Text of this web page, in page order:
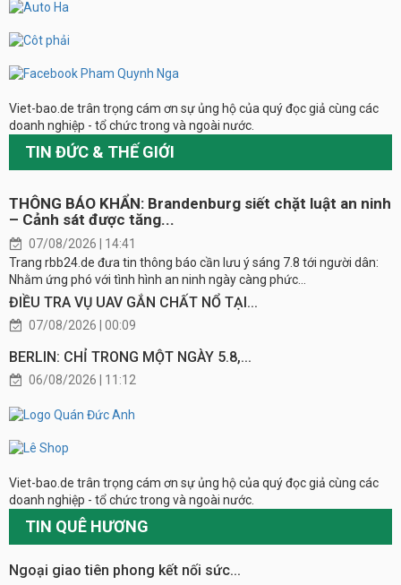
Viet-bao.de trân trọng cám ơn sự ủng hộ của quý đọc giả cùng các
doanh nghiệp - tổ chức trong và ngoài nước.
TIN ĐỨC & THẾ GIỚI
THÔNG BÁO KHẨN: Brandenburg siết chặt luật an ninh
– Cảnh sát được tăng...
07/08/2026 | 14:41
Trang rbb24.de đưa tin thông báo cần lưu ý sáng 7.8 tới người dân:
Nhằm ứng phó với tình hình an ninh ngày càng phức...
ĐIỀU TRA VỤ UAV GẮN CHẤT NỔ TẠI...
07/08/2026 | 00:09
BERLIN: CHỈ TRONG MỘT NGÀY 5.8,...
06/08/2026 | 11:12
Viet-bao.de trân trọng cám ơn sự ủng hộ của quý đọc giả cùng các
doanh nghiệp - tổ chức trong và ngoài nước.
TIN QUÊ HƯƠNG
Ngoại giao tiên phong kết nối sức...